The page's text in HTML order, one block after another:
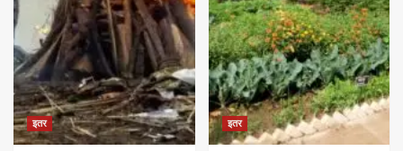
इतर इतर